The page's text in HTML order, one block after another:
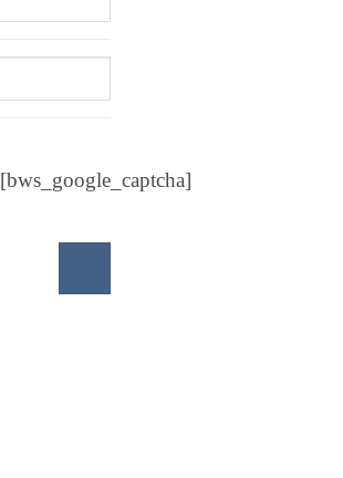
[bws_google_captcha]